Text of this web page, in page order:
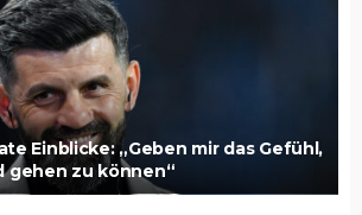
Einblicke: „Geben mir das Gefühl,
gehen zu können“